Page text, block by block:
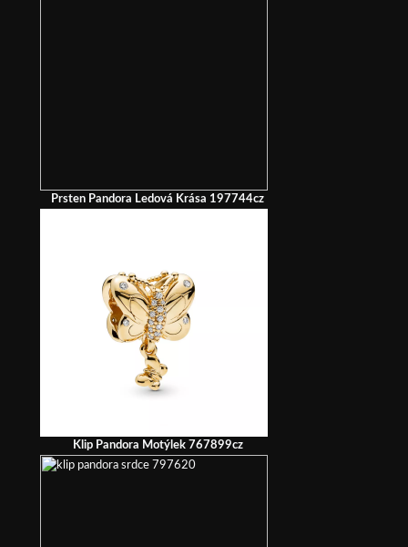
Prsten Pandora Ledová Krása 197744cz
Klip Pandora Motýlek 767899cz